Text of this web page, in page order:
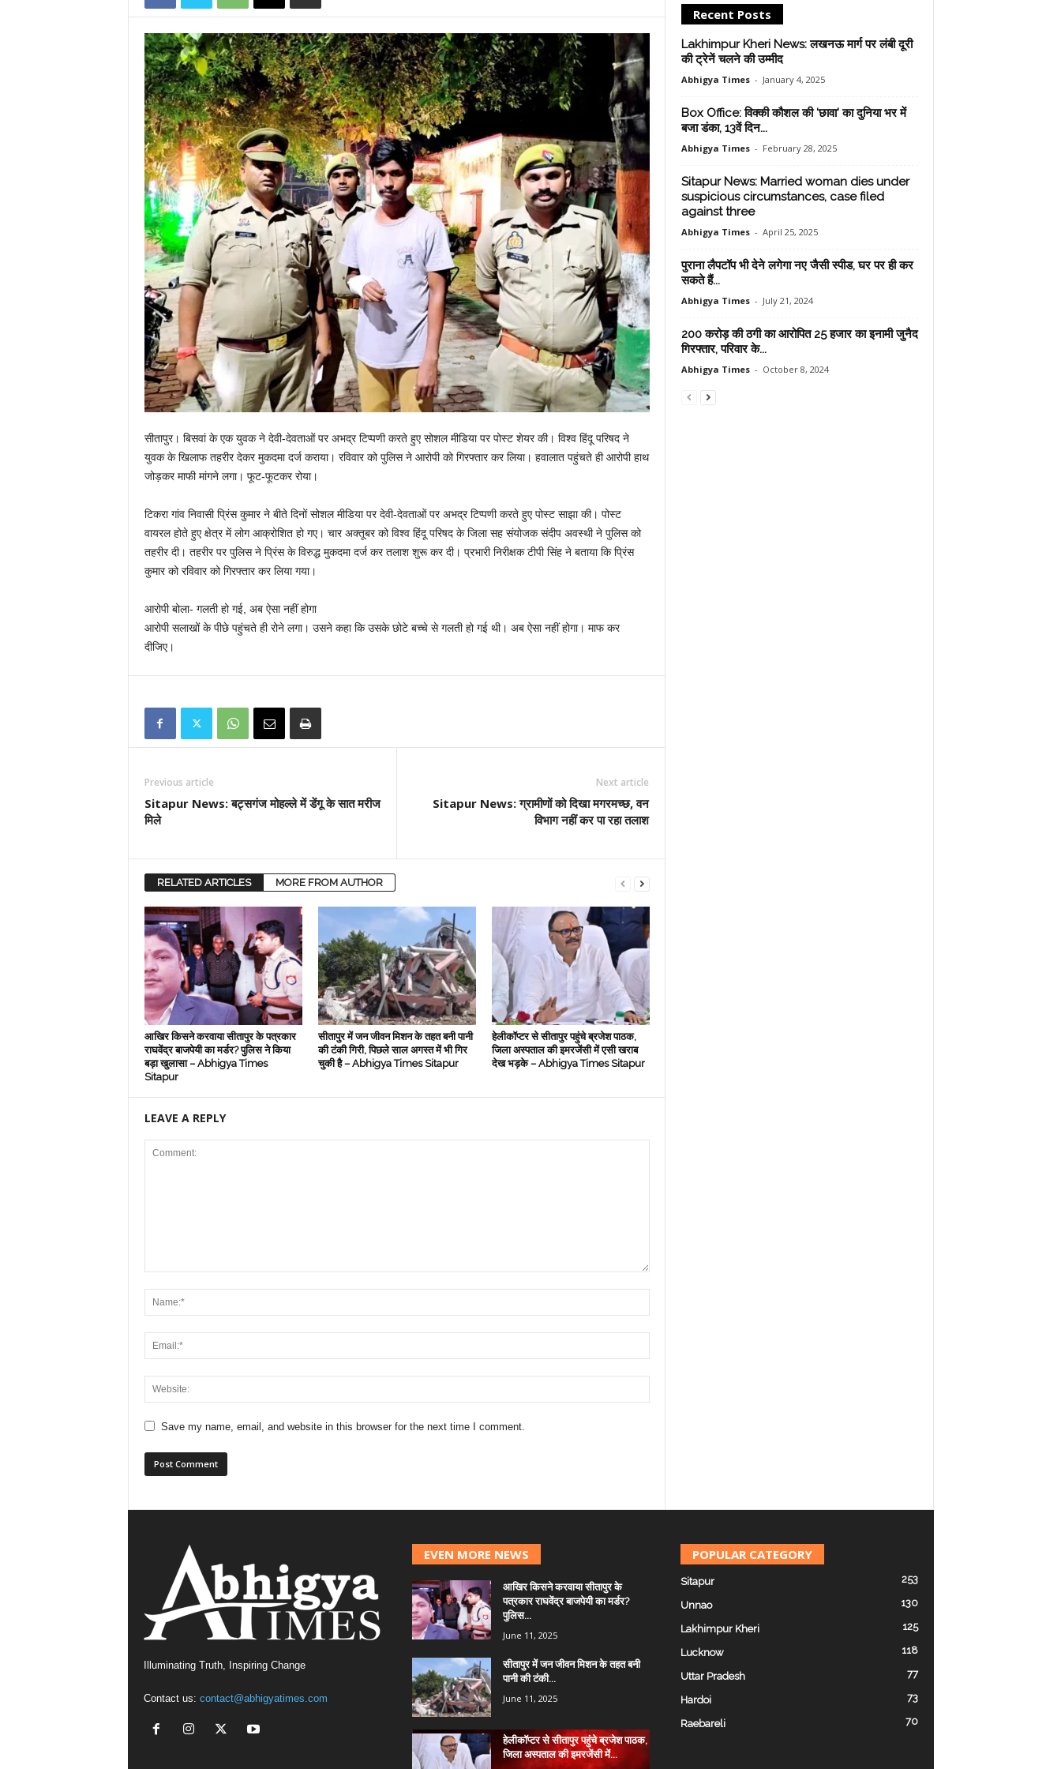
सीतापुर। बिसवां के एक युवक ने देवी-देवताओं पर अभद्र टिप्पणी करते हुए सोशल मीडिया पर पोस्ट शेयर की। विश्व हिंदू परिषद ने
युवक के खिलाफ तहरीर देकर मुकदमा दर्ज कराया। रविवार को पुलिस ने आरोपी को गिरफ्तार कर लिया। हवालात पहुंचते ही आरोपी हाथ
जोड़कर माफी मांगने लगा। फूट-फूटकर रोया।
टिकरा गांव निवासी प्रिंस कुमार ने बीते दिनों सोशल मीडिया पर देवी-देवताओं पर अभद्र टिप्पणी करते हुए पोस्ट साझा की। पोस्ट
वायरल होते हुए क्षेत्र में लोग आक्रोशित हो गए। चार अक्तूबर को विश्व हिंदू परिषद के जिला सह संयोजक संदीप अवस्थी ने पुलिस को
तहरीर दी। तहरीर पर पुलिस ने प्रिंस के विरुद्ध मुकदमा दर्ज कर तलाश शुरू कर दी। प्रभारी निरीक्षक टीपी सिंह ने बताया कि प्रिंस
कुमार को रविवार को गिरफ्तार कर लिया गया।
आरोपी बोला- गलती हो गई, अब ऐसा नहीं होगा
आरोपी सलाखों के पीछे पहुंचते ही रोने लगा। उसने कहा कि उसके छोटे बच्चे से गलती हो गई थी। अब ऐसा नहीं होगा। माफ कर
दीजिए।
Previous article
Sitapur News: बट्सगंज मोहल्ले में डेंगू के सात मरीज
मिले
Next article
Sitapur News: ग्रामीणों को दिखा मगरमच्छ, वन
विभाग नहीं कर पा रहा तलाश
RELATED ARTICLES MORE FROM AUTHOR
आखिर किसने करवाया सीतापुर के पत्रकार
राघवेंद्र बाजपेयी का मर्डर? पुलिस ने किया
बड़ा खुलासा – Abhigya Times
Sitapur
सीतापुर में जन जीवन मिशन के तहत बनी पानी
की टंकी गिरी, पिछले साल अगस्त में भी गिर
चुकी है – Abhigya Times Sitapur
हेलीकॉप्टर से सीतापुर पहुंचे ब्रजेश पाठक,
जिला अस्पताल की इमरजेंसी में एसी खराब
देख भड़के – Abhigya Times Sitapur
LEAVE A REPLY
Save my name, email, and website in this browser for the next time I comment.
Recent Posts
Lakhimpur Kheri News: लखनऊ मार्ग पर लंबी दूरी
की ट्रेनें चलने की उम्मीद
Abhigya Times - January 4, 2025
Box Office: विक्की कौशल की ‘छावा’ का दुनिया भर में
बजा डंका, 13वें दिन...
Abhigya Times - February 28, 2025
Sitapur News: Married woman dies under
suspicious circumstances, case filed
against three
Abhigya Times - April 25, 2025
पुराना लैपटॉप भी देने लगेगा नए जैसी स्पीड, घर पर ही कर
सकते हैं...
Abhigya Times - July 21, 2024
200 करोड़ की ठगी का आरोपित 25 हजार का इनामी जुनैद
गिरफ्तार, परिवार के...
Abhigya Times - October 8, 2024
Illuminating Truth, Inspiring Change
Contact us: contact@abhigyatimes.com
EVEN MORE NEWS
आखिर किसने करवाया सीतापुर के
पत्रकार राघवेंद्र बाजपेयी का मर्डर?
पुलिस...
June 11, 2025
सीतापुर में जन जीवन मिशन के तहत बनी
पानी की टंकी...
June 11, 2025
हेलीकॉप्टर से सीतापुर पहुंचे ब्रजेश पाठक,
जिला अस्पताल की इमरजेंसी में...
POPULAR CATEGORY
Sitapur 253
Unnao 130
Lakhimpur Kheri 125
Lucknow 118
Uttar Pradesh 77
Hardoi 73
Raebareli 70